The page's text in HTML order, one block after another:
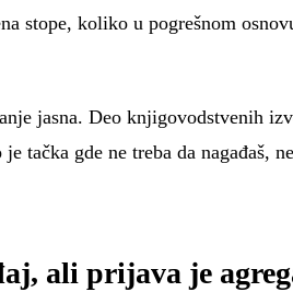
stope, koliko u pogrešnom
jasna. Deo knjigovodstvenih
tačka gde ne treba da nagađaš,
ali prijava je